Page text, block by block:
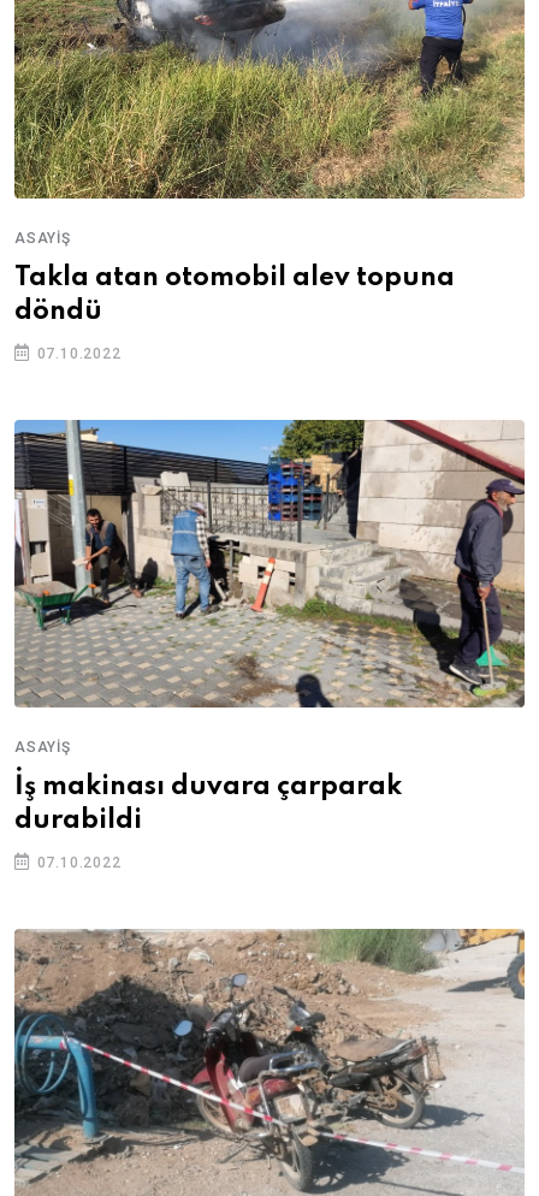
ASAYIŞ
Takla atan otomobil alev topuna
döndü
07.10.2022
ASAYIŞ
İş makinası duvara çarparak
durabildi
07.10.2022